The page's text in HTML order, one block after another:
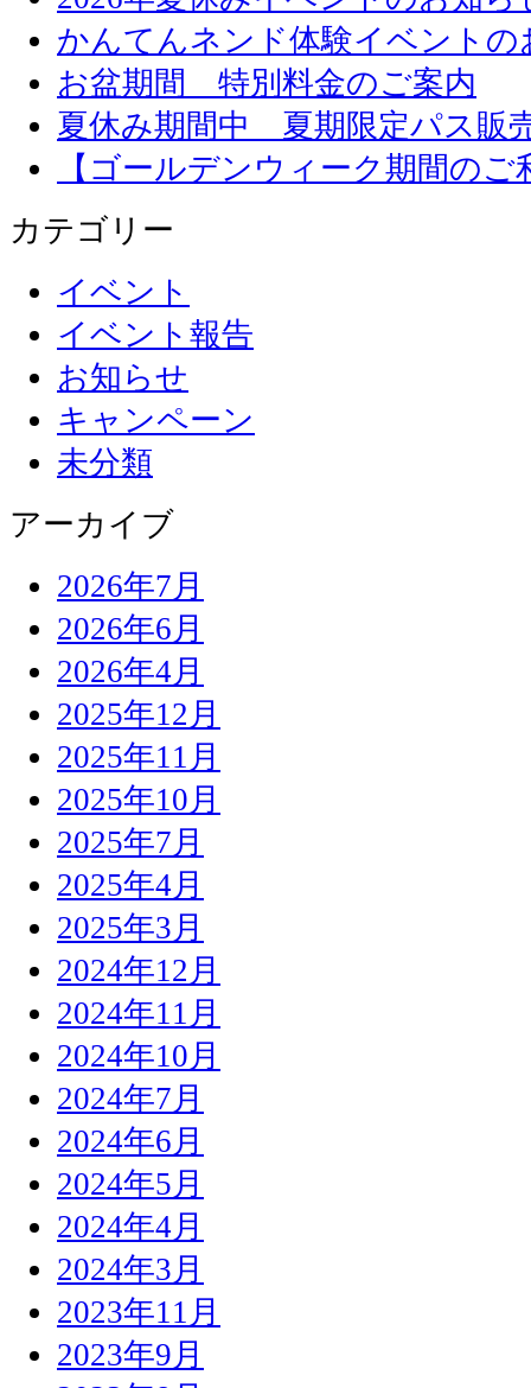
かんてんネンド体験イベント
お盆期間 特別料金のご案内
夏休み期間中 夏期限定パス販
【ゴールデンウィーク期間の
カテゴリー
イベント
イベント報告
お知らせ
キャンペーン
未分類
アーカイブ
2026年7月
2026年6月
2026年4月
2025年12月
2025年11月
2025年10月
2025年7月
2025年4月
2025年3月
2024年12月
2024年11月
2024年10月
2024年7月
2024年6月
2024年5月
2024年4月
2024年3月
2023年11月
2023年9月